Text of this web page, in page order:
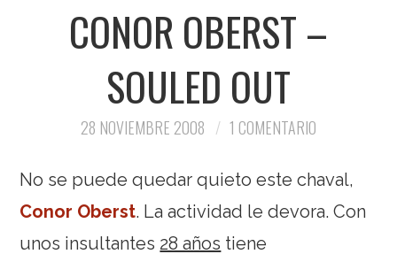
MIS VIAJES
CONOR OBERST –
SOULED OUT
28 NOVIEMBRE 2008 1 COMENTARIO
No se puede quedar quieto este chaval,
Conor Oberst. La actividad le devora. Con
unos insultantes 28 años tiene